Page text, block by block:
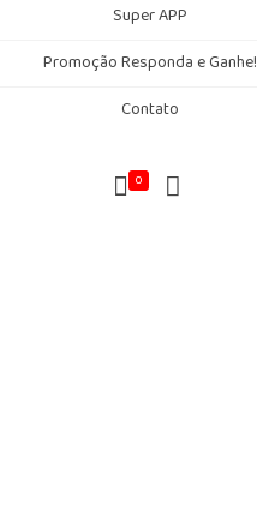
Super APP
Promoção Responda e Ganhe!
Contato
0